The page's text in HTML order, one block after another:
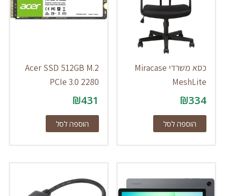
כסא משרדי Miracase
MeshLite
₪334
הוספה לסל
Acer SSD 512GB M.2
PCIe 3.0 2280
₪431
הוספה לסל